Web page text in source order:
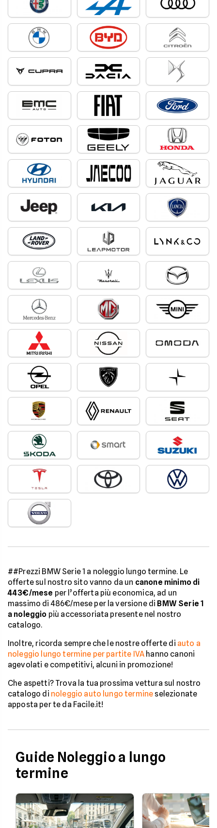
##Prezzi BMW Serie 1 a noleggio lungo termine. Le
offerte sul nostro sito vanno da un canone minimo di
443€/mese per l’offerta più economica, ad un
massimo di 486€/mese per la versione di BMW Serie 1
a noleggio più accessoriata presente nel nostro
catalogo.
Inoltre, ricorda sempre che le nostre offerte di auto a
noleggio lungo termine per partite IVA hanno canoni
agevolati e competitivi, alcuni in promozione!
Che aspetti? Trova la tua prossima vettura sul nostro
catalogo di noleggio auto lungo termine selezionate
apposta per te da Facile.it!
Guide Noleggio a lungo
termine